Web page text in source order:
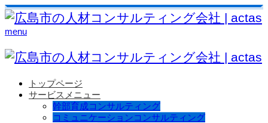
menu
トップページ
サービスメニュー
幹部育成コンサルティング
コミュニケーションコンサルティング